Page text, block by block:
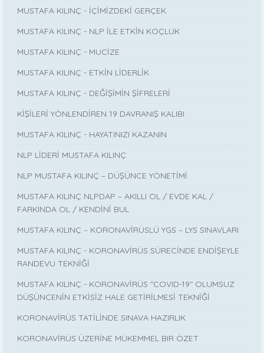
MUSTAFA KILINÇ - İÇİMİZDEKİ GERÇEK
MUSTAFA KILINÇ - NLP İLE ETKİN KOÇLUK
MUSTAFA KILINÇ - MUCİZE
MUSTAFA KILINÇ - ETKİN LİDERLİK
MUSTAFA KILINÇ - DEĞİŞİMİN ŞİFRELERİ
KİŞİLERİ YÖNLENDİREN 19 DAVRANIŞ KALIBI
MUSTAFA KILINÇ - HAYATINIZI KAZANIN
NLP LİDERİ MUSTAFA KILINÇ
NLP MUSTAFA KILINÇ – DÜŞÜNCE YÖNETİMİ
MUSTAFA KILINÇ NLPDAP – AKILLI OL / EVDE KAL /
FARKINDA OL / KENDİNİ BUL
MUSTAFA KILINÇ – KORONAVİRÜSLÜ YGS – LYS SINAVLARI
MUSTAFA KILINÇ - KORONAVİRÜS SÜRECİNDE ENDİŞEYLE
RANDEVU TEKNİĞİ
MUSTAFA KILINÇ - KORONAVİRÜS "COVID-19" OLUMSUZ
DÜŞÜNCENİN ETKİSİZ HALE GETİRİLMESİ TEKNİĞİ
KORONAVİRÜS TATİLİNDE SINAVA HAZIRLIK
KORONAVİRÜS ÜZERİNE MÜKEMMEL BIR ÖZET